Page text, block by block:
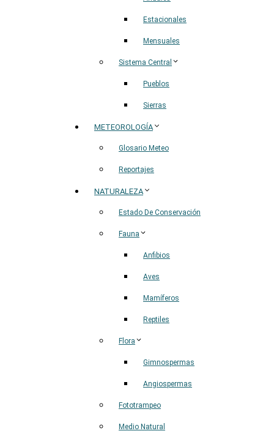
Estacionales
Mensuales
Sistema Central
Pueblos
Sierras
METEOROLOGÍA
Glosario Meteo
Reportajes
NATURALEZA
Estado De Conservación
Fauna
Anfibios
Aves
Mamíferos
Reptiles
Flora
Gimnospermas
Angiospermas
Fototrampeo
Medio Natural